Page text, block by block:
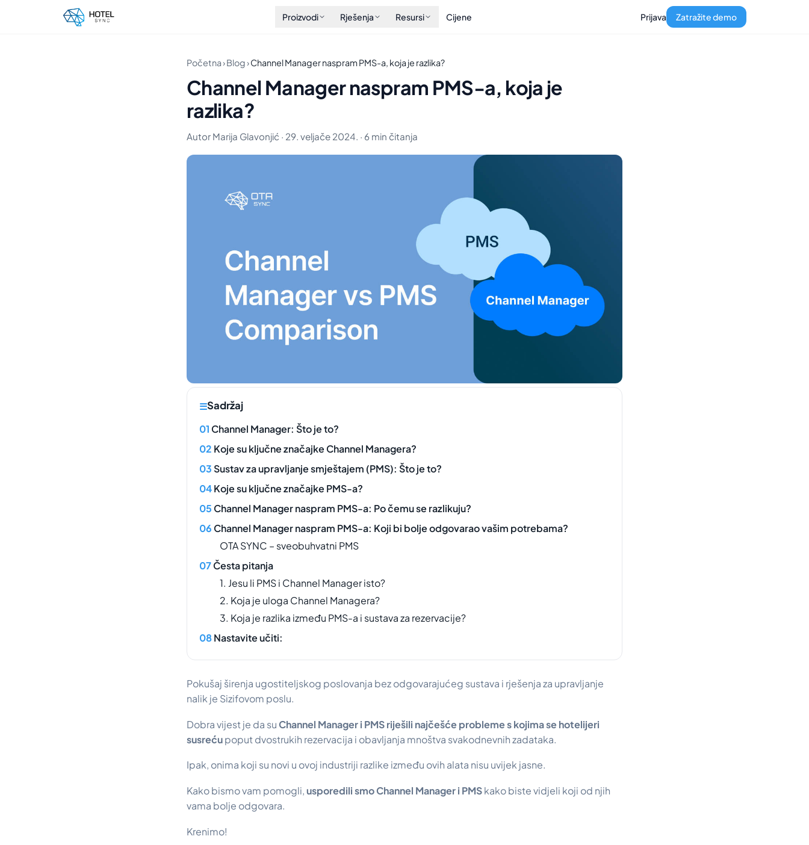
Proizvodi Rješenja Resursi Cijene Prijava Zatražite demo
Početna›Blog›Channel Manager naspram PMS-a, koja je razlika?
Channel Manager naspram PMS-a, koja je
razlika?
Autor Marija Glavonjić · 29. veljače 2024. · 6 min čitanja
Sadržaj
Channel Manager: Što je to?
Koje su ključne značajke Channel Managera?
Sustav za upravljanje smještajem (PMS): Što je to?
Koje su ključne značajke PMS-a?
Channel Manager naspram PMS-a: Po čemu se razlikuju?
Channel Manager naspram PMS-a: Koji bi bolje odgovarao vašim potrebama?
OTA SYNC – sveobuhvatni PMS
Česta pitanja
1. Jesu li PMS i Channel Manager isto?
2. Koja je uloga Channel Managera?
3. Koja je razlika između PMS-a i sustava za rezervacije?
Nastavite učiti:
Pokušaj širenja ugostiteljskog poslovanja bez odgovarajućeg sustava i rješenja za upravljanje
nalik je Sizifovom poslu.
Dobra vijest je da suChannel Manager i PMS riješili najčešće probleme s kojima se hotelijeri
susrećupoput dvostrukih rezervacija i obavljanja mnoštva svakodnevnih zadataka.
Ipak, onima koji su novi u ovoj industriji razlike između ovih alata nisu uvijek jasne.
Kako bismo vam pomogli,usporedili smo Channel Manager i PMSkako biste vidjeli koji od njih
vama bolje odgovara.
Krenimo!